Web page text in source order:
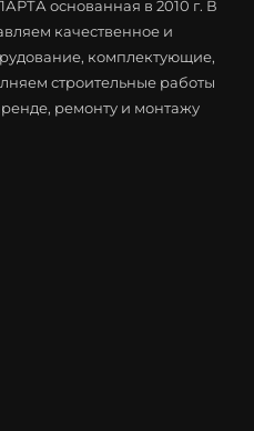
основанная в 2010 г. В
качественное и
комплектующие,
строительные работы
ремонту и монтажу